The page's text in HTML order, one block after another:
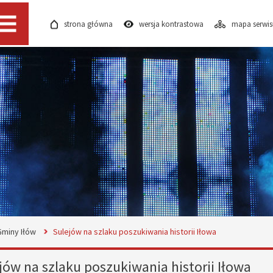
Menu strona główna wersja kontrastowa mapa
Iłów Sulejów na szlaku poszukiwania historii Iłowa
na szlaku poszukiwania historii Iłowa